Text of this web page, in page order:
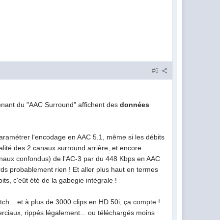
#6
du "AAC Surround" affichent desdonnées
l'encodage en AAC 5.1, même si les débits
des 2 canaux surround arrière, et encore
confondus) de l'AC-3 par du 448 Kbps en AAC
probablement rien ! Et aller plus haut en termes
c'eût été de la gabegie intégrale !
et à plus de 3000 clips en HD 50i, ça compte !
rippés légalement... ou téléchargés moins